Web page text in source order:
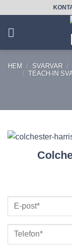
content
HEM / SVARVAR /
/ TEACH-IN